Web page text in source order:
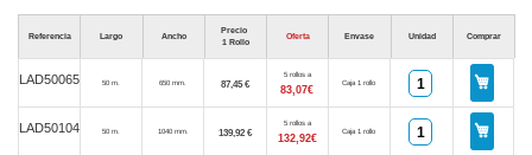
Referencia Largo Ancho
Precio
1 Rollo
Oferta Envase Unidad Comprar
LAD50065 50 m. 650 mm. 87,45 €
5 rollos a
83,07€
Caja 1 rollo
LAD50104 50 m. 1040 mm. 139,92 €
5 rollos a
132,92€
Caja 1 rollo